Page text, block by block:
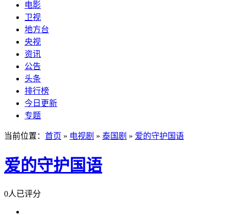
电影
卫视
地方台
央视
资讯
公告
头条
排行榜
今日更新
专题
当前位置： 首页 » 电视剧 » 泰国剧 » 爱的守护国语
爱的守护国语
0人已评分